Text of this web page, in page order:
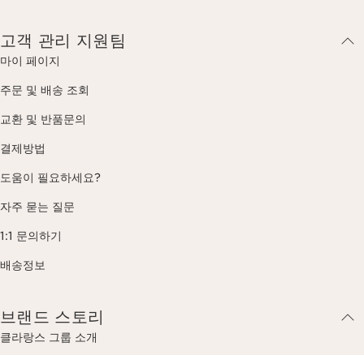
고객 관리 지원팀
마이 페이지
주문 및 배송 조회
교환 및 반품문의
결제방법
도움이 필요하세요?
자주 묻는 질문
1:1 문의하기
배송정보
브랜드 스토리
클라랑스 그룹 소개